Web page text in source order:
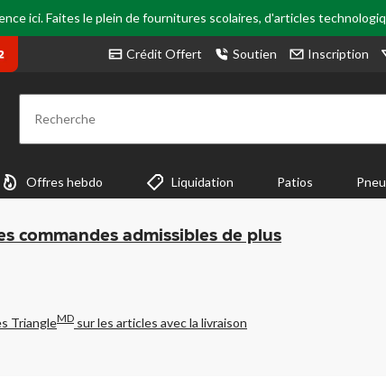
ici. Faites le plein de fournitures scolaires, d'articles
Crédit Offert Soutien Inscription
Recherche
Offres hebdo Liquidation Patios
commandes admissibles de plus
TriangleMD sur les articles avec la livraison